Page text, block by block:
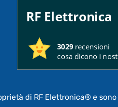
RF Elettronica
3029 recensioni
cosa dicono i
di RF Elettronica® e